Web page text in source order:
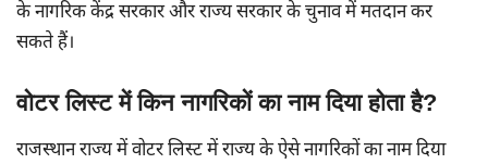
के नागरिक केंद्र सरकार और राज्य सरकार के चुनाव में मतदान कर
सकते हैं।
वोटर लिस्ट में किन नागरिकों का नाम दिया होता है?
राजस्थान राज्य में वोटर लिस्ट में राज्य के ऐसे नागरिकों का नाम दिया